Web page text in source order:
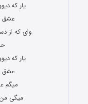
یار که
عشق
وای که از
یار که
عشق
میگم
میگی من